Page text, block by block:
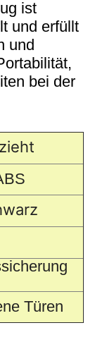
ist
und erfüllt
und
bei der
Türen